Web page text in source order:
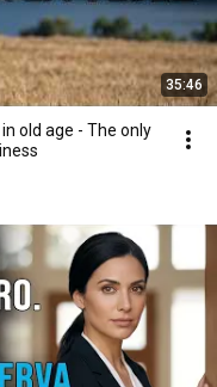
35:46
old age - The only